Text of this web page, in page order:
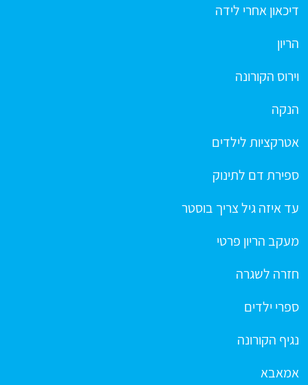
דיכאון אחרי לידה
הריון
וירוס הקורונה
הנקה
אטרקציות לילדים
ספירת דם לתינוק
עד איזה גיל צריך בוסטר
מעקב הריון פרטי
חזרה לשגרה
ספרי ילדים
נגיף הקורונה
אמאבא